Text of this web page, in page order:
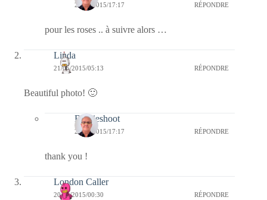
24/05/2015/17:17 RÉPONDRE
pour les roses .. à suivre alors …
Linda
21/05/2015/05:13 RÉPONDRE
Beautiful photo! 🙂
Bernieshoot
24/05/2015/17:17 RÉPONDRE
thank you !
London Caller
20/05/2015/00:30 RÉPONDRE